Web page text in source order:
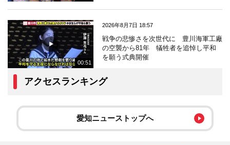
00:51
2026年8月7日 18:57
戦争の悲惨さを次世代に 豊川海軍工廠
の空襲から81年 犠牲者を追悼し平和
を願う式典開催
アクセスランキング
愛知ニューストップへ